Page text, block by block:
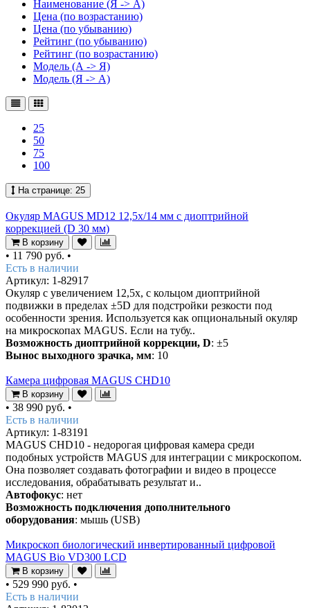
Наименование (Я -> А)
Цена (по возрастанию)
Цена (по убыванию)
Рейтинг (по убыванию)
Рейтинг (по возрастанию)
Модель (А -> Я)
Модель (Я -> А)
25
50
75
100
На странице: 25
Окуляр MAGUS MD12 12,5х/14 мм с диоптрийной
коррекцией (D 30 мм)
В корзину
• 11 790 руб. •
Есть в наличии
Артикул: 1-82917
Окуляр с увеличением 12,5x, с кольцом диоптрийной
подвижки в пределах ±5D для подстройки резкости под
особенности зрения. Используется как опциональный окуляр
на микроскопах MAGUS. Если на тубу..
Возможность диоптрийной коррекции, D: ±5
Вынос выходного зрачка, мм: 10
Камера цифровая MAGUS CHD10
В корзину
• 38 990 руб. •
Есть в наличии
Артикул: 1-83191
MAGUS CHD10 - недорогая цифровая камера среди
подобных устройств MAGUS для интеграции с микроскопом.
Она позволяет создавать фотографии и видео в процессе
исследования, обрабатывать результат и..
Автофокус: нет
Возможность подключения дополнительного
оборудования: мышь (USB)
Микроскоп биологический инвертированный цифровой
MAGUS Bio VD300 LCD
В корзину
• 529 990 руб. •
Есть в наличии